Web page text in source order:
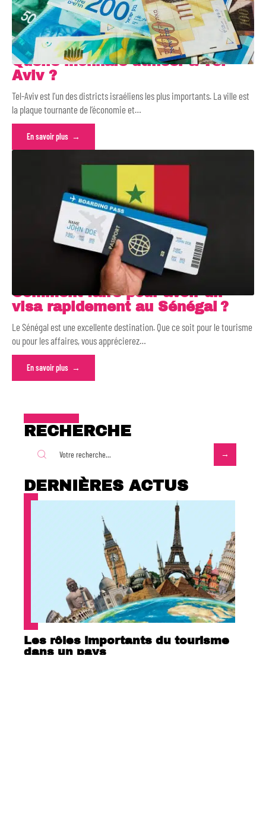
Quelle monnaie utiliser à Tel-
Aviv ?
Tel-Aviv est l’un des districts israéliens les plus importants. La ville est
la plaque tournante de l’économie et…
En savoir plus
Comment faire pour avoir un
visa rapidement au Sénégal ?
Le Sénégal est une excellente destination. Que ce soit pour le tourisme
ou pour les affaires, vous apprécierez…
En savoir plus
RECHERCHE
DERNIÈRES ACTUS
Les rôles importants du tourisme
dans un pays